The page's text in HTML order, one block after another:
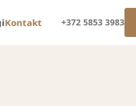
Kontakt +372 5853 3983